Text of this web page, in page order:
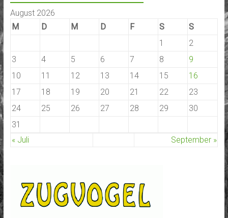
August 2026
M
D M D F S
S
1
2
3
4 5 6 7 8
9
10
11 12 13 14 15
16
17
18 19 20 21 22
23
24
25 26 27 28 29
30
31
« Juli
September »